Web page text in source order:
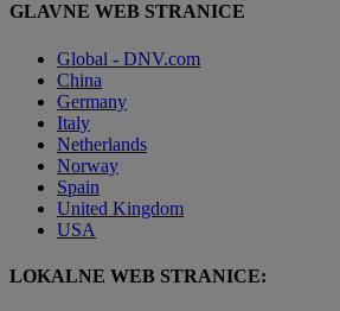
GLAVNE WEB STRANICE
Global - DNV.com
China
Germany
Italy
Netherlands
Norway
Spain
United Kingdom
USA
LOKALNE WEB STRANICE: